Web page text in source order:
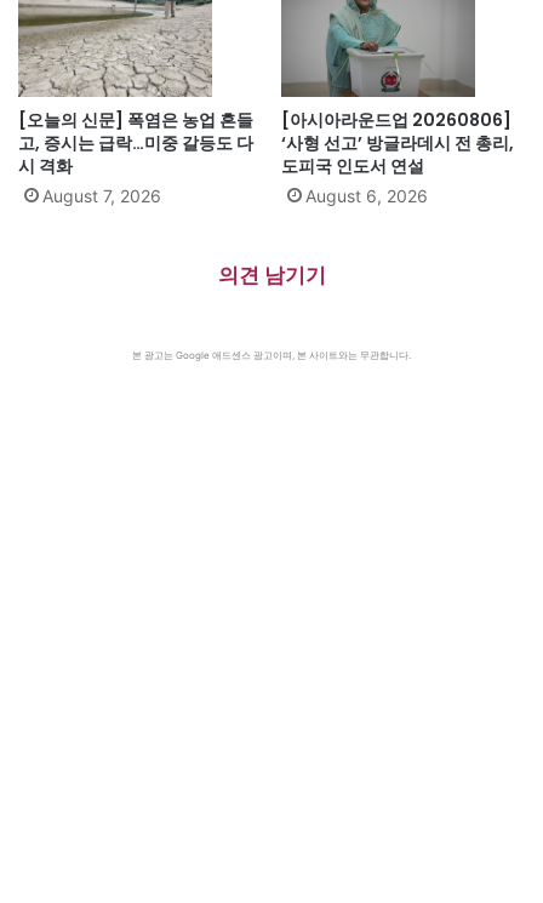
[오늘의 신문] 폭염은 농업 흔들
고, 증시는 급락…미중 갈등도 다
시 격화
August 7, 2026
[아시아라운드업 20260806]
‘사형 선고’ 방글라데시 전 총리,
도피국 인도서 연설
August 6, 2026
의견 남기기
본 광고는 Google 애드센스 광고이며, 본 사이트와는 무관합니다.